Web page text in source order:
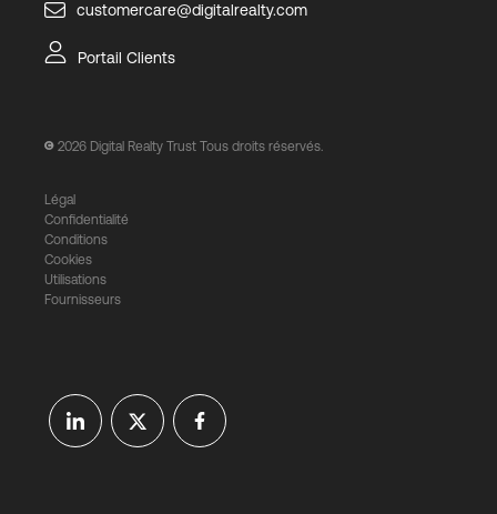
customercare@digitalrealty.com
Portail Clients
2026 Digital Realty Trust Tous droits réservés.
Légal
Confidentialité
Conditions
Cookies
Utilisations
Fournisseurs